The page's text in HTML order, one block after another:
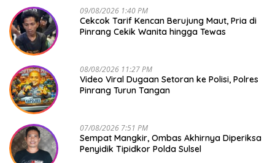
09/08/2026 1:40 PM
Cekcok Tarif Kencan Berujung Maut, Pria di
Pinrang Cekik Wanita hingga Tewas
08/08/2026 11:27 PM
Video Viral Dugaan Setoran ke Polisi, Polres
Pinrang Turun Tangan
07/08/2026 7:51 PM
Sempat Mangkir, Ombas Akhirnya Diperiksa
Penyidik Tipidkor Polda Sulsel